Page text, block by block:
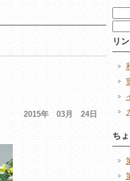
2015年 03月 24日
索:
索:
リ
ち